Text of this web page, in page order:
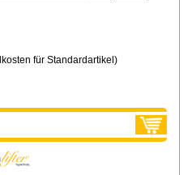
für Standardartikel )